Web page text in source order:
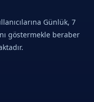
Günlük, 7
göstermekle beraber